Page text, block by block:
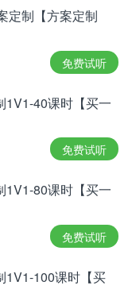
22
Terre
土
Air
水
au 21
Feu
火
定制【方案定制
免费试听
1V1-40课时【买一
免费试听
1V1-80课时【买一
免费试听
1V1-100课时【买